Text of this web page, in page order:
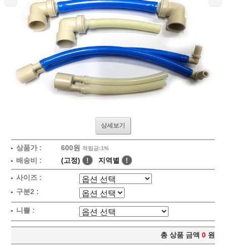
상세보기
상품가 : 600원 적립금:1%
배송비 : (고정) ! 지역별 !
사이즈 :
구분2 :
니쁠 :
총 상품 금액 0 원